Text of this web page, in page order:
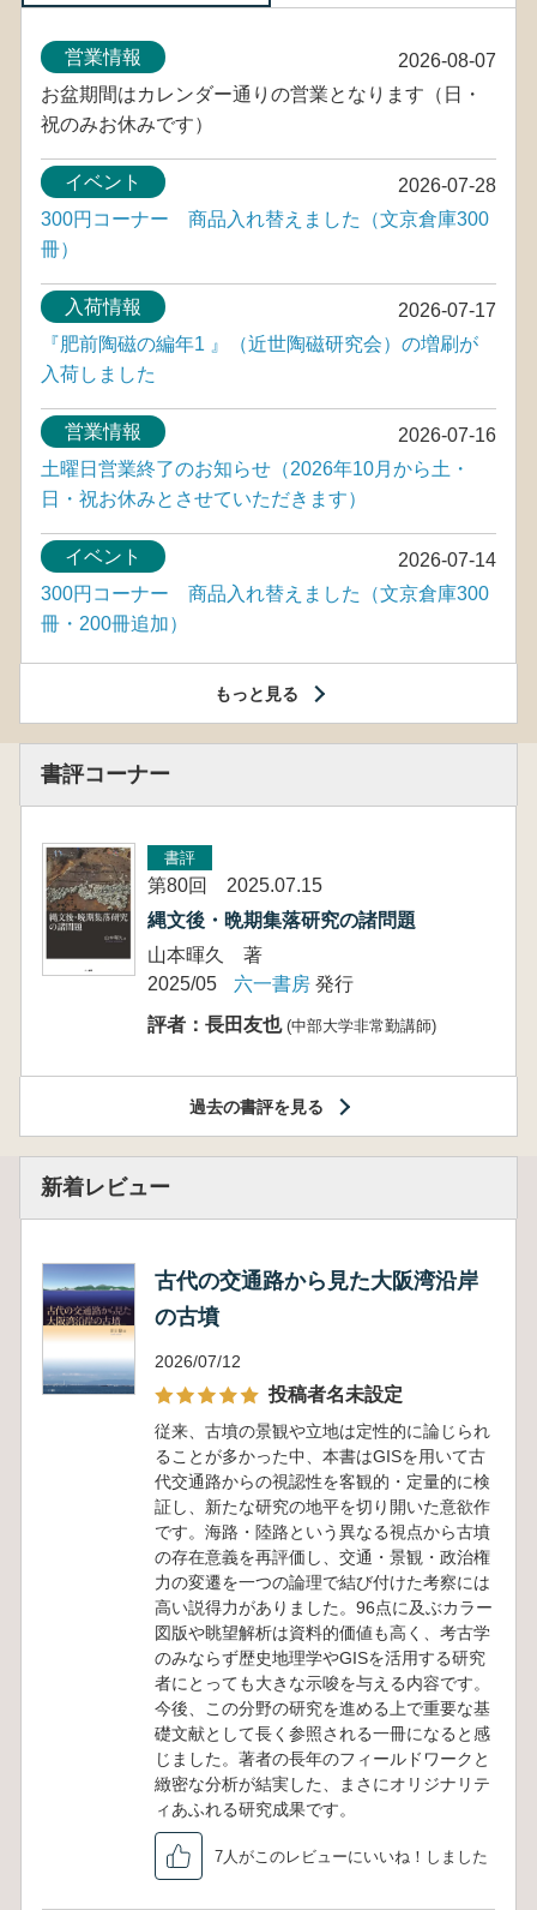
2026-08-07
営業情報
お盆期間はカレンダー通りの営業となります（日・
祝のみお休みです）
2026-07-28
イベント
300円コーナー 商品入れ替えました（文京倉庫300
冊）
2026-07-17
入荷情報
『肥前陶磁の編年1 』（近世陶磁研究会）の増刷が
入荷しました
2026-07-16
営業情報
土曜日営業終了のお知らせ（2026年10月から土・
日・祝お休みとさせていただきます）
2026-07-14
イベント
300円コーナー 商品入れ替えました（文京倉庫300
冊・200冊追加）
もっと見る
書評コーナー
書評
第80回 2025.07.15
縄文後・晩期集落研究の諸問題
山本暉久 著
2025/05
六一書房 発行
評者：長田友也 (中部大学非常勤講師)
過去の書評を見る
新着レビュー
古代の交通路から見た大阪湾沿岸
の古墳
2026/07/12
投稿者名未設定
従来、古墳の景観や立地は定性的に論じられ
ることが多かった中、本書はGISを用いて古
代交通路からの視認性を客観的・定量的に検
証し、新たな研究の地平を切り開いた意欲作
です。海路・陸路という異なる視点から古墳
の存在意義を再評価し、交通・景観・政治権
力の変遷を一つの論理で結び付けた考察には
高い説得力がありました。96点に及ぶカラー
図版や眺望解析は資料的価値も高く、考古学
のみならず歴史地理学やGISを活用する研究
者にとっても大きな示唆を与える内容です。
今後、この分野の研究を進める上で重要な基
礎文献として長く参照される一冊になると感
じました。著者の長年のフィールドワークと
緻密な分析が結実した、まさにオリジナリテ
ィあふれる研究成果です。
7人がこのレビューにいいね！しました